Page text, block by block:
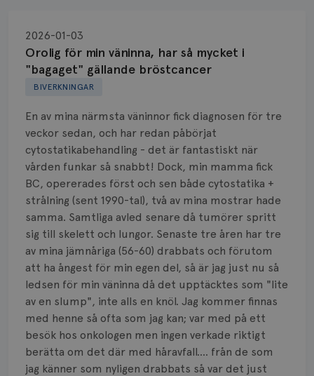
BIVERKNINGAR
Orolig för min väninna, har så mycket i
"bagaget" gällande bröstcancer
2026-01-03
En av mina närmsta väninnor fick diagnosen för tre
veckor sedan, och har redan påbörjat
cytostatikabehandling - det är fantastiskt när
vården funkar så snabbt! Dock, min mamma fick
BC, opererades först och sen både cytostatika +
strålning (sent 1990-tal), två av mina mostrar hade
samma. Samtliga avled senare då tumörer spritt
sig till skelett och lungor. Senaste tre åren har tre
av mina jämnåriga (56-60) drabbats och förutom
att ha ångest för min egen del, så är jag just nu så
ledsen för min väninna då det upptäcktes som "lite
av en slump", inte alls en knöl. Jag kommer finnas
med henne så ofta som jag kan; var med på ett
besök hos onkologen men ingen verkade riktigt
berätta om det där med håravfall.... från de som
jag känner som nyligen drabbats så var det just
Biopsi
Biverkningar
Knöl
Läkemedel
Typ av bröstcancer
Smärta
Prognos
Risker
Spridd bröstcancer
Strålning